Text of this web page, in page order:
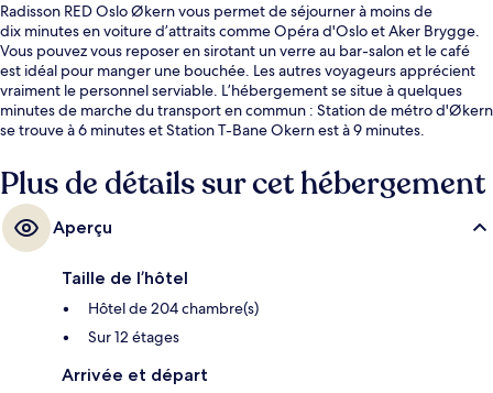
Radisson RED Oslo Økern vous permet de séjourner à moins de
dix minutes en voiture d’attraits comme Opéra d'Oslo et Aker Brygge.
Vous pouvez vous reposer en sirotant un verre au bar-salon et le café
est idéal pour manger une bouchée. Les autres voyageurs apprécient
vraiment le personnel serviable. L’hébergement se situe à quelques
minutes de marche du transport en commun : Station de métro d'Økern
se trouve à 6 minutes et Station T-Bane Okern est à 9 minutes.
Plus de détails sur cet hébergement
Aperçu
Taille de l’hôtel
Hôtel de 204 chambre(s)
Sur 12 étages
Arrivée et départ